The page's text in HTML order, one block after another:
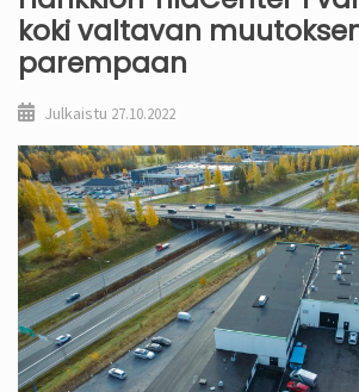
koki valtavan
parempaan
Julkaistu 27.10.2022